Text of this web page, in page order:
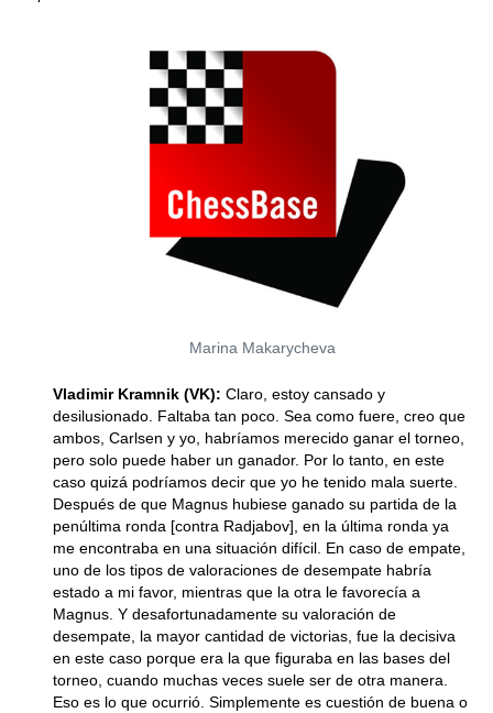
Marina Makarycheva
Vladimir Kramnik (VK): Claro, estoy cansado y
desilusionado. Faltaba tan poco. Sea como fuere, creo que
ambos, Carlsen y yo, habríamos merecido ganar el torneo,
pero solo puede haber un ganador. Por lo tanto, en este
caso quizá podríamos decir que yo he tenido mala suerte.
Después de que Magnus hubiese ganado su partida de la
penúltima ronda [contra Radjabov], en la última ronda ya
me encontraba en una situación difícil. En caso de empate,
uno de los tipos de valoraciones de desempate habría
estado a mi favor, mientras que la otra le favorecía a
Magnus. Y desafortunadamente su valoración de
desempate, la mayor cantidad de victorias, fue la decisiva
en este caso porque era la que figuraba en las bases del
torneo, cuando muchas veces suele ser de otra manera.
Eso es lo que ocurrió. Simplemente es cuestión de buena o